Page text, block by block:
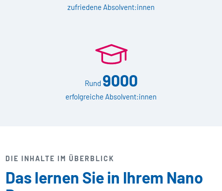
zufriedene Absolvent:innen
Rund 9000
erfolgreiche Absolvent:innen
DIE INHALTE IM ÜBERBLICK
Das lernen Sie in Ihrem Nano